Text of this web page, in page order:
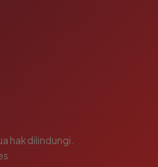
hak dilindungi.